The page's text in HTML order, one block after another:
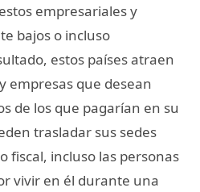
empresariales y
bajos o incluso
estos países atraen
empresas que desean
de los que pagarían en su
trasladar sus sedes
fiscal, incluso las personas
vivir en él durante una